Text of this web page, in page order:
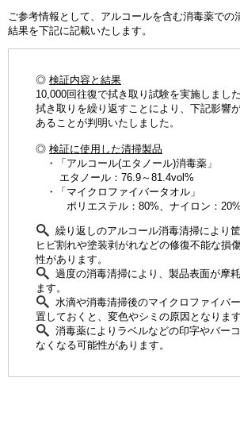
ご参考情報として、アルコールを含む消毒薬での
結果を下記に記載いたします。
◎ 検証内容と結果
10,000回往復で拭き取り試験を実施しまし
拭き取りを繰り返すことにより、下記影響
あることが判明いたしました。
◎ 検証に使用した清掃製品
・「アルコール(エタノール)消毒薬」
エタノール：76.9～81.4vol%
・「マイクロファイバータオル」
ポリエステル：80%、ナイロン：20%
繰り返しのアルコール消毒清掃により
ヒビ割れや塗装剥がれなどの修復不能な損
性があります。
過度の消毒清掃により、製品表面が摩
ます。
水滴や消毒清掃後のマイクロファイバ
置しておくと、変色やシミの原因となります
消毒薬によりラベルなどの印字やバー
なくなる可能性があります。